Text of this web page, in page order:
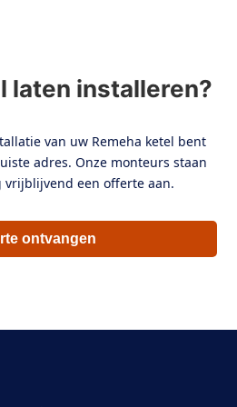
laten installeren?
van uw Remeha ketel bent
adres. Onze monteurs staan
vrijblijvend een offerte aan.
ontvangen